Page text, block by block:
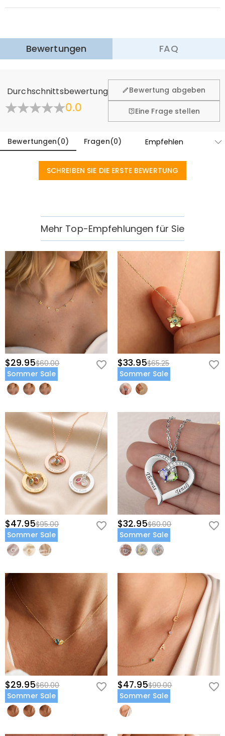
Mehr erfahren
fühlen. Deshalb bieten wir Ihnen 60 Tage Rückgaberecht.
Bewertungen FAQ
Durchschnittsbewertung
0.0
Bewertung abgeben
Eine Frage stellen
Bewertungen(0) Fragen(0)
SCHREIBEN SIE DIE ERSTE BEWERTUNG
Mehr Top-Empfehlungen für Sie
$29.95$60.00
Sommer Sale
$33.95$65.25
Sommer Sale
$47.95$95.00
Sommer Sale
$32.95$60.00
Sommer Sale
$29.95$60.00
Sommer Sale
$47.95$90.00
Sommer Sale